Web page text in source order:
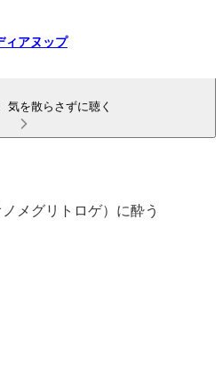
ィアヌップ
気を散らさずに聴く
メグリトロゲ）に酔う